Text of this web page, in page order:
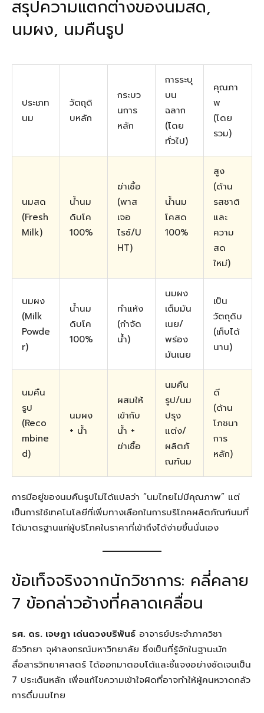
สรุปความแตกต่างของนมสด,
นมผง, นมคืนรูป
ประเภท
นม
วัตถุดิ
บหลัก
กระบว
นการ
หลัก
การระบุ
บน
ฉลาก
(โดย
ทั่วไป)
คุณภา
พ
(โดย
รวม)
นมสด
(Fresh
Milk)
น้ำนม
ดิบโค
100%
ฆ่าเชื้อ
(พาส
เจอ
ไรซ์/U
HT)
น้ำนม
โคสด
100%
สูง
(ด้าน
รสชาติ
และ
ความ
สด
ใหม่)
นมผง
(Milk
Powde
r)
น้ำนม
ดิบโค
100%
ทำแห้ง
(กำจัด
น้ำ)
นมผง
เต็มมัน
เนย/
พร่อง
มันเนย
เป็น
วัตถุดิบ
(เก็บได้
นาน)
นมคืน
รูป
(Reco
mbine
d)
นมผง
+ น้ำ
ผสมให้
เข้ากับ
น้ำ +
ฆ่าเชื้อ
นมคืน
รูป/นม
ปรุง
แต่ง/
ผลิตภั
ณฑ์นม
ดี
(ด้าน
โภชนา
การ
หลัก)
การมีอยู่ของนมคืนรูปไม่ได้แปลว่า “นมไทยไม่มีคุณภาพ” แต่
เป็นการใช้เทคโนโลยีที่เพิ่มทางเลือกในการบริโภคผลิตภัณฑ์นมที่
ได้มาตรฐานแก่ผู้บริโภคในราคาที่เข้าถึงได้ง่ายขึ้นนั่นเอง
ข้อเท็จจริงจากนักวิชาการ: คลี่คลาย
7 ข้อกล่าวอ้างที่คลาดเคลื่อน
รศ. ดร. เจษฎา เด่นดวงบริพันธ์ อาจารย์ประจำภาควิชา
ชีววิทยา จุฬาลงกรณ์มหาวิทยาลัย ซึ่งเป็นที่รู้จักในฐานะนัก
สื่อสารวิทยาศาสตร์ ได้ออกมาตอบโต้และชี้แจงอย่างชัดเจนเป็น
7 ประเด็นหลัก เพื่อแก้ไขความเข้าใจผิดที่อาจทำให้ผู้คนหวาดกลัว
การดื่มนมไทย